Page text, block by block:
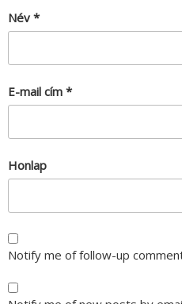
Név *
E-mail cím *
Honlap
Notify me of follow-up